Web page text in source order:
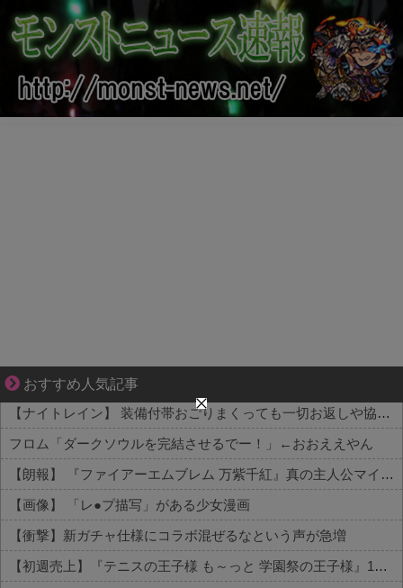
おすすめ人気記事
ずっと好き。俺はストーカーなんかじゃない。
【ナイトレイン】 装備付帯おごりまくっても一切お返しや協力する気がないプレイヤーいるけど…
フロム「ダークソウルを完結させるでー！」←おおええやん
【朗報】 『ファイアーエムブレム 万紫千紅』真の主人公マイユニはキャラメイクが可能
【画像】 「レ●プ描写」がある少女漫画
【衝撃】新ガチャ仕様にコラボ混ぜるなという声が急増
【初週売上】『テニスの王子様 も～っと 学園祭の王子様』16996本『テニスの王子様 ぎゅ～っと！ ドキドキサバイバル』16987本